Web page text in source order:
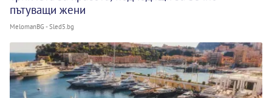
пътуващи жени
MelomanBG - Sled5.bg